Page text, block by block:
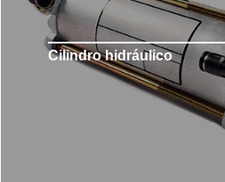
Cilindro hidráulico